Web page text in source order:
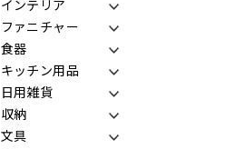
インテリア
ファニチャー
食器
キッチン用品
日用雑貨
収納
文具